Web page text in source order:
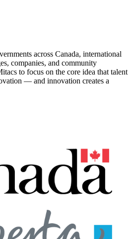
across Canada, international
companies, and community
to focus on the core idea that talent
— and innovation creates a